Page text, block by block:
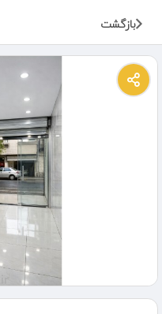
بازگشت